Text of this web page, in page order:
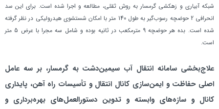
شبكه آبياري و زهكشي گرمسار به روش ثقلي، مطالعه و اجرا شده است. براي اين سد
انحرافي 2 حوضچه رسوب‌گير به طول 140 متر با امكان شستشوي هيدروليكي در نظر گرفته
شده است. بده هر حوضچه 9 مترمكعب در ثانيه بوده و شامل سه مجرا با عرض 5 متر
است.
علاج‌بخشي سامانه انتقال آب سيمين‌دشت به گرمسار، بر سه عامل
اصلي حفاظت و ايمن‌سازي كانال انتقال و تأسيسات راه آهن، پايداري
كانال و سازه‌هاي وابسته و تدوين دستورالعمل‌هاي بهره‌برداري و